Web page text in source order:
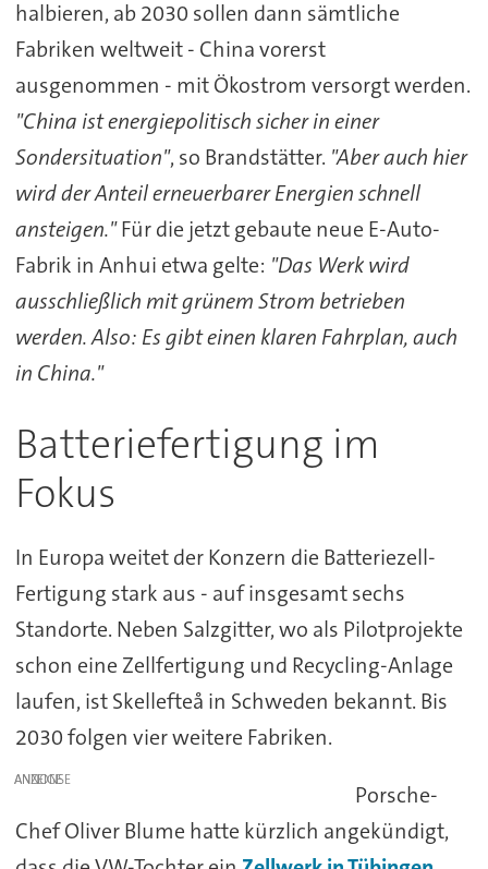
halbieren, ab 2030 sollen dann sämtliche
Fabriken weltweit - China vorerst
ausgenommen - mit Ökostrom versorgt werden.
"China ist energiepolitisch sicher in einer
Sondersituation", so Brandstätter. "Aber auch hier
wird der Anteil erneuerbarer Energien schnell
ansteigen."Für die jetzt gebaute neue E-Auto-
Fabrik in Anhui etwa gelte: "Das Werk wird
ausschließlich mit grünem Strom betrieben
werden. Also: Es gibt einen klaren Fahrplan, auch
in China."
Batteriefertigung im
Fokus
In Europa weitet der Konzern die Batteriezell-
Fertigung stark aus - auf insgesamt sechs
Standorte. Neben Salzgitter, wo als Pilotprojekte
schon eine Zellfertigung und Recycling-Anlage
laufen, ist Skellefteå in Schweden bekannt. Bis
2030 folgen vier weitere Fabriken.
ANZEIGE
Porsche-
Chef Oliver Blume hatte kürzlich angekündigt,